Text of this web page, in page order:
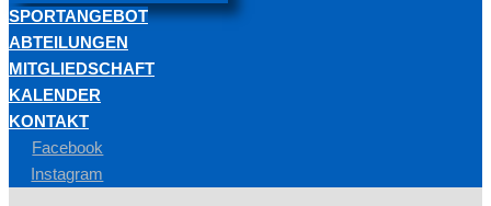
SPORTANGEBOT
ABTEILUNGEN
MITGLIEDSCHAFT
KALENDER
KONTAKT
Facebook
Instagram